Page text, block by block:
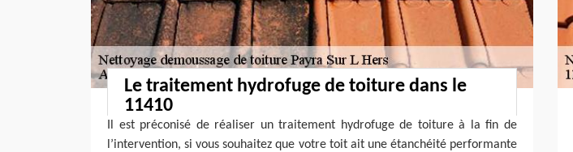
Le traitement hydrofuge de toiture dans le
11410
Il est préconisé de réaliser un traitement hydrofuge de toiture à la fin de
l’intervention, si vous souhaitez que votre toit ait une étanchéité performante